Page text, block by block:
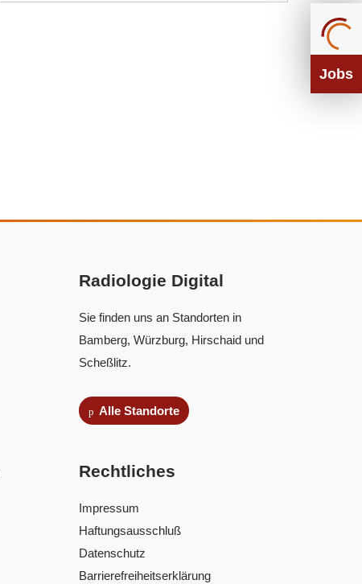
Jobs
Radiologie Digital
Sie finden uns an Standorten in
Bamberg, Würzburg, Hirschaid und
Scheßlitz.
Alle Standorte
Rechtliches
Impressum
Haftungsausschluß
Datenschutz
Barrierefreiheitserklärung